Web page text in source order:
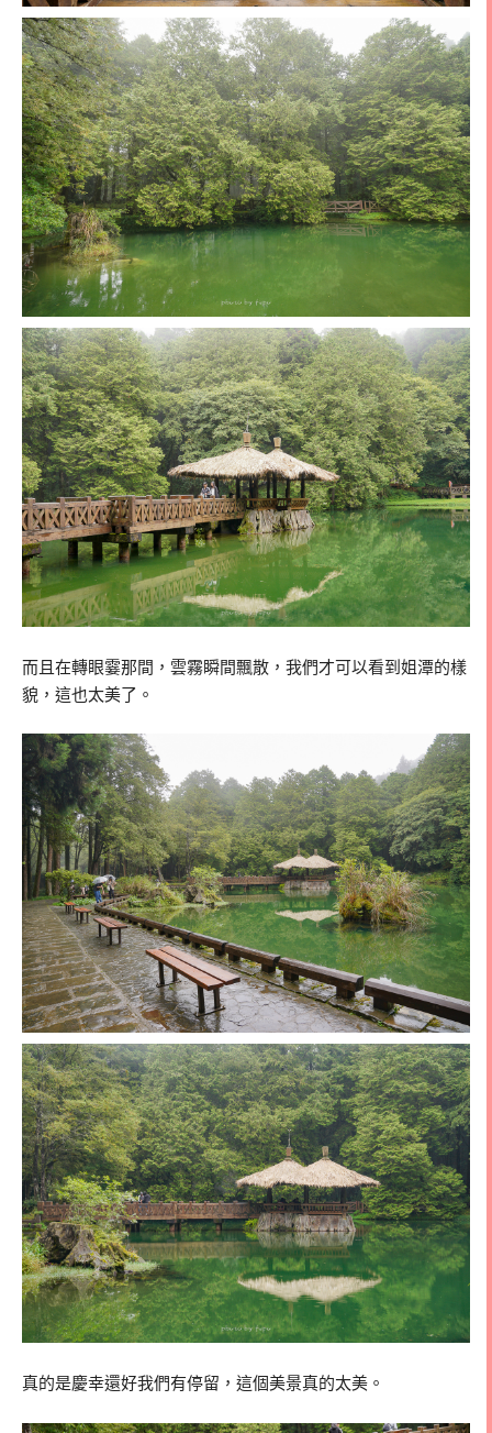
而且在轉眼霎那間，雲霧瞬間飄散，我們才可以看到姐潭的樣
貌，這也太美了。
真的是慶幸還好我們有停留，這個美景真的太美。